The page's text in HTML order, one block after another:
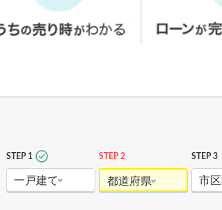
STEP 1
一戸建て
STEP 2
都道府県
STEP 3
市